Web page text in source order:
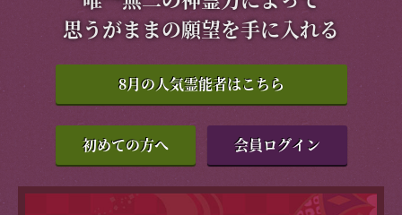
思うがままの願望を手に入れる
8月の人気霊能者はこちら
初めての方へ 会員ログイン